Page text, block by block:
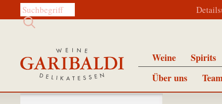
Diese Website durchsuchen:
Weine
Spirits
Über uns